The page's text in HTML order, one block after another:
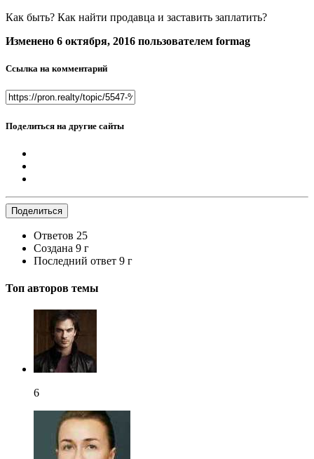
Как быть? Как найти продавца и заставить заплатить?
Изменено 6 октября, 2016 пользователем formag
Ссылка на комментарий
Поделиться на другие сайты
Поделиться
Ответов 25
Создана 9 г
Последний ответ 9 г
Топ авторов темы
6